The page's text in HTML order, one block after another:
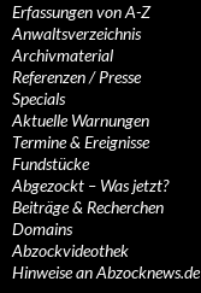
Erfassungen von A-Z
Anwaltsverzeichnis
Archivmaterial
Referenzen / Presse
Specials
Aktuelle Warnungen
Termine & Ereignisse
Fundstücke
Abgezockt – Was jetzt?
Beiträge & Recherchen
Domains
Abzockvideothek
Hinweise an Abzocknews.de